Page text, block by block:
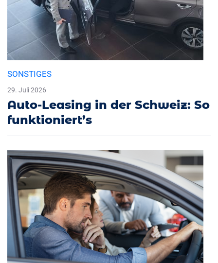
SONSTIGES
29. Juli 2026
Auto-Leasing in der Schweiz: So
funktioniert’s